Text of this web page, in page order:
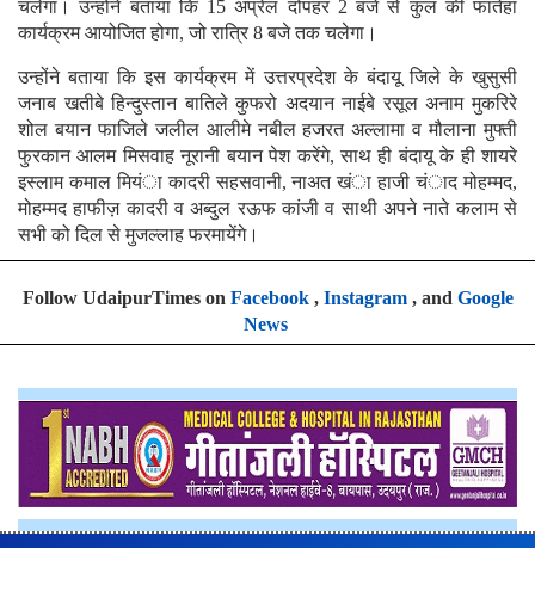
चलेगा। उन्होंने बताया कि 15 अप्रेल दोपहर 2 बजे से कुल की फातेहा
कार्यक्रम आयोजित होगा, जो रात्रि 8 बजे तक चलेगा।
उन्होंने बताया कि इस कार्यक्रम में उत्तरप्रदेश के बंदायू जिले के खुसुसी
जनाब खतीबे हिन्दुस्तान बातिले कुफरो अदयान नाईबे रसूल अनाम मुकरिरे
शोल बयान फाजिले जलील आलीमे नबील हजरत अल्लामा व मौलाना मुफ्ती
फुरकान आलम मिसवाह नूरानी बयान पेश करेंगे, साथ ही बंदायू के ही शायरे
इस्लाम कमाल मियंा कादरी सहसवानी, नाअत खंा हाजी चंाद मोहम्मद,
मोहम्मद हाफीज़ कादरी व अब्दुल रऊफ कांजी व साथी अपने नाते कलाम से
सभी को दिल से मुजल्लाह फरमायेंगे।
Follow UdaipurTimes on Facebook, Instagram, and Google
News